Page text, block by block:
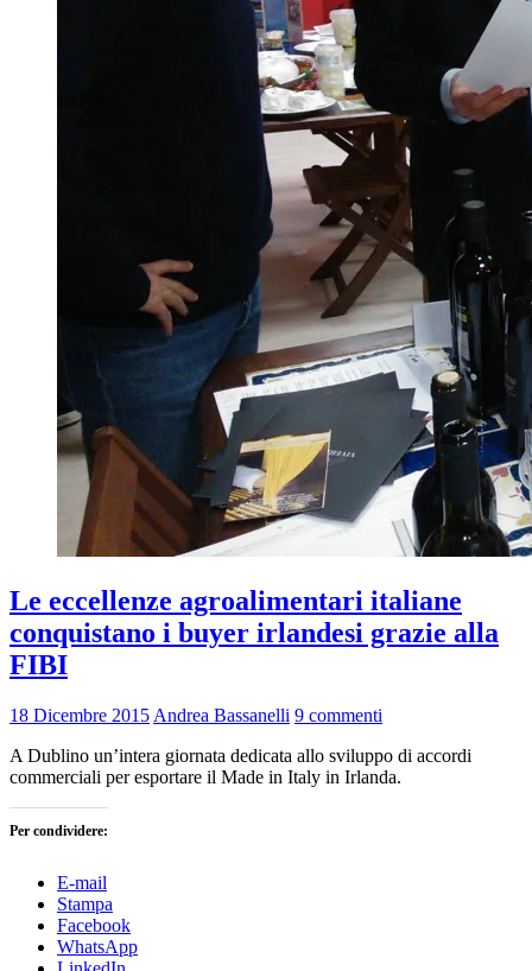
Le eccellenze agroalimentari italiane
conquistano i buyer irlandesi grazie alla
FIBI
18 Dicembre 2015 Andrea Bassanelli 9 commenti
A Dublino un’intera giornata dedicata allo sviluppo di accordi
commerciali per esportare il Made in Italy in Irlanda.
Per condividere:
E-mail
Stampa
Facebook
WhatsApp